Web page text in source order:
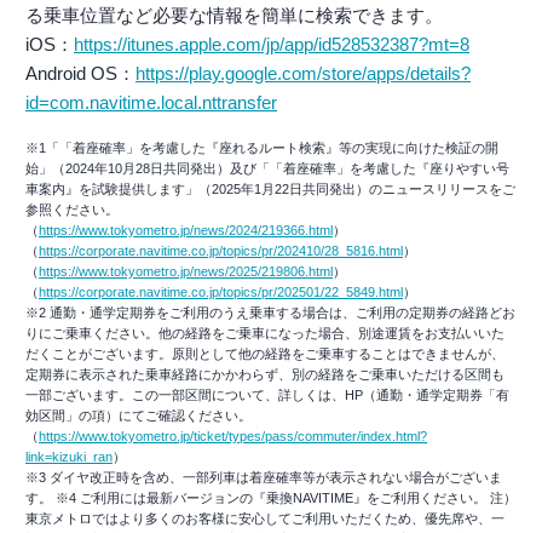
る乗車位置など必要な情報を簡単に検索できます。
iOS： https://itunes.apple.com/jp/app/id528532387?mt=8
Android OS： https://play.google.com/store/apps/details?
id=com.navitime.local.nttransfer
※1「「着座確率」を考慮した『座れるルート検索』等の実現に向けた検証の開
始」（2024年10月28日共同発出）及び「「着座確率」を考慮した『座りやすい号
車案内』を試験提供します」（2025年1月22日共同発出）のニュースリリースをご
参照ください。
（https://www.tokyometro.jp/news/2024/219366.html）
（https://corporate.navitime.co.jp/topics/pr/202410/28_5816.html）
（https://www.tokyometro.jp/news/2025/219806.html）
（https://corporate.navitime.co.jp/topics/pr/202501/22_5849.html）
※2 通勤・通学定期券をご利用のうえ乗車する場合は、ご利用の定期券の経路どお
りにご乗車ください。他の経路をご乗車になった場合、別途運賃をお支払いいた
だくことがございます。原則として他の経路をご乗車することはできませんが、
定期券に表示された乗車経路にかかわらず、別の経路をご乗車いただける区間も
一部ございます。この一部区間について、詳しくは、HP（通勤・通学定期券「有
効区間」の項）にてご確認ください。
（https://www.tokyometro.jp/ticket/types/pass/commuter/index.html?
link=kizuki_ran）
※3 ダイヤ改正時を含め、一部列車は着座確率等が表示されない場合がございま
す。 ※4 ご利用には最新バージョンの『乗換NAVITIME』をご利用ください。 注）
東京メトロではより多くのお客様に安心してご利用いただくため、優先席や、一